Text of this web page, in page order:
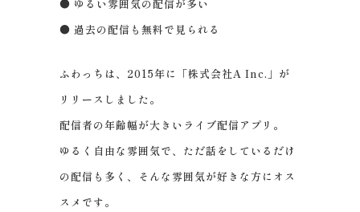
● ゆるい雰囲気の配信が多い
● 過去の配信も無料で見られる
ふわっちは、2015年に「株式会社A Inc.」が
リリースしました。
配信者の年齢幅が大きいライブ配信アプリ。
ゆるく自由な雰囲気で、ただ話をしているだけ
の配信も多く、そんな雰囲気が好きな方にオス
スメです。